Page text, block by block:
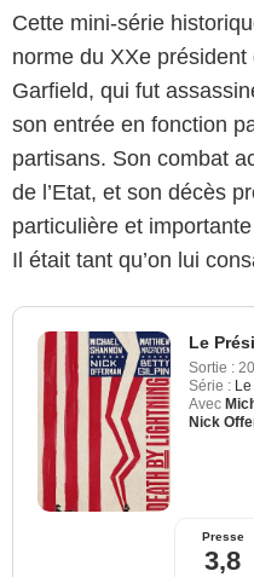
Cette mini-série
norme du XXe
Garfield, qui fut
son entrée en fonction
partisans. Son combat
de l’Etat, et son décès
particulière et
Il était tant qu’on lui
Le
Sortie :
Série :
Avec
Nick
Presse
3,8